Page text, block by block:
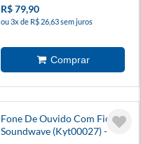
R$ 79,90
ou 3x de R$ 26,63 sem juros
Fone De Ouvido Com Fio
Soundwave (Kyt00027) -